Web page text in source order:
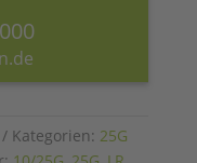
Kategorien: 25G